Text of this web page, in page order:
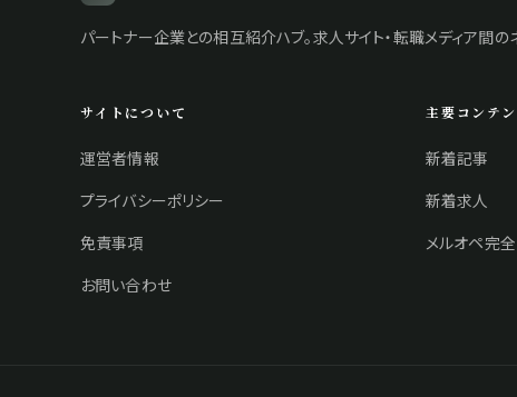
パートナー企業との相互紹介ハブ。求人サイト・転職メディア間の
サイトについて
運営者情報
プライバシーポリシー
免責事項
お問い合わせ
主要コンテ
新着記事
新着求人
メルオペ完全